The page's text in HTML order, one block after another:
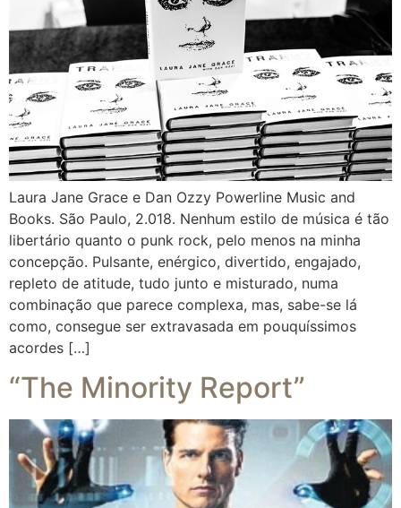
Laura Jane Grace e Dan Ozzy Powerline Music and
Books. São Paulo, 2.018. Nenhum estilo de música é tão
libertário quanto o punk rock, pelo menos na minha
concepção. Pulsante, enérgico, divertido, engajado,
repleto de atitude, tudo junto e misturado, numa
combinação que parece complexa, mas, sabe-se lá
como, consegue ser extravasada em pouquíssimos
acordes […]
“The Minority Report”